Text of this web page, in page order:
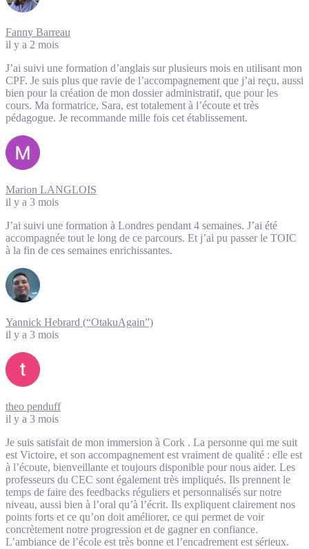
Fanny Barreau
il y a 2 mois
J’ai suivi une formation d’anglais sur plusieurs mois en utilisant mon
CPF. Je suis plus que ravie de l’accompagnement que j’ai reçu, aussi
bien pour la création de mon dossier administratif, que pour les
cours. Ma formatrice, Sara, est totalement à l’écoute et très
pédagogue. Je recommande mille fois cet établissement.
Marion LANGLOIS
il y a 3 mois
J’ai suivi une formation à Londres pendant 4 semaines. J’ai été
accompagnée tout le long de ce parcours. Et j’ai pu passer le TOIC
à la fin de ces semaines enrichissantes.
Yannick Hebrard (“OtakuAgain”)
il y a 3 mois
theo penduff
il y a 3 mois
Je suis satisfait de mon immersion à Cork . La personne qui me suit
est Victoire, et son accompagnement est vraiment de qualité : elle est
à l’écoute, bienveillante et toujours disponible pour nous aider. Les
professeurs du CEC sont également très impliqués. Ils prennent le
temps de faire des feedbacks réguliers et personnalisés sur notre
niveau, aussi bien à l’oral qu’à l’écrit. Ils expliquent clairement nos
points forts et ce qu’on doit améliorer, ce qui permet de voir
concrètement notre progression et de gagner en confiance.
L’ambiance de l’école est très bonne et l’encadrement est sérieux.